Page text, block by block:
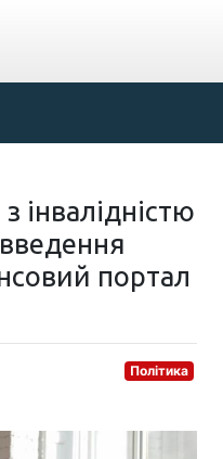
інвалідністю
портал
Політика